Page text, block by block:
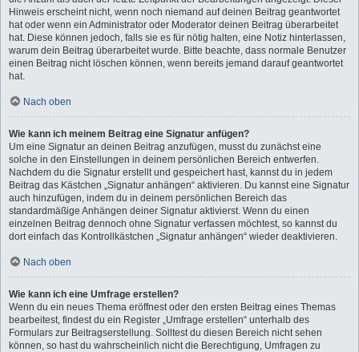
Hinweis erscheint nicht, wenn noch niemand auf deinen Beitrag geantwortet
hat oder wenn ein Administrator oder Moderator deinen Beitrag überarbeitet
hat. Diese können jedoch, falls sie es für nötig halten, eine Notiz hinterlassen,
warum dein Beitrag überarbeitet wurde. Bitte beachte, dass normale Benutzer
einen Beitrag nicht löschen können, wenn bereits jemand darauf geantwortet
hat.
Nach oben
Wie kann ich meinem Beitrag eine Signatur anfügen?
Um eine Signatur an deinen Beitrag anzufügen, musst du zunächst eine
solche in den Einstellungen in deinem persönlichen Bereich entwerfen.
Nachdem du die Signatur erstellt und gespeichert hast, kannst du in jedem
Beitrag das Kästchen „Signatur anhängen“ aktivieren. Du kannst eine Signatur
auch hinzufügen, indem du in deinem persönlichen Bereich das
standardmäßige Anhängen deiner Signatur aktivierst. Wenn du einen
einzelnen Beitrag dennoch ohne Signatur verfassen möchtest, so kannst du
dort einfach das Kontrollkästchen „Signatur anhängen“ wieder deaktivieren.
Nach oben
Wie kann ich eine Umfrage erstellen?
Wenn du ein neues Thema eröffnest oder den ersten Beitrag eines Themas
bearbeitest, findest du ein Register „Umfrage erstellen“ unterhalb des
Formulars zur Beitragserstellung. Solltest du diesen Bereich nicht sehen
können, so hast du wahrscheinlich nicht die Berechtigung, Umfragen zu